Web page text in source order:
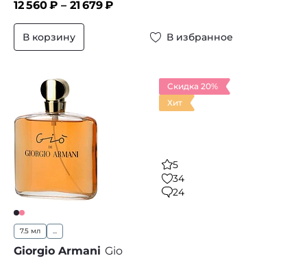
12 560₽ – 21 679₽
В корзину В избранное
Скидка 20%
Хит
5
34
24
7.5 мл ...
Giorgio Armani Gio